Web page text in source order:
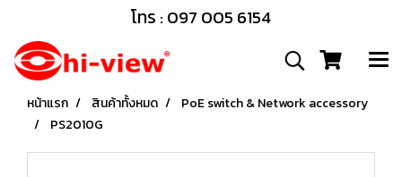
โทร : 097 005 6154
หน้าแรก สินค้าทั้งหมด
PoE switch & Network accessory
PS2010G